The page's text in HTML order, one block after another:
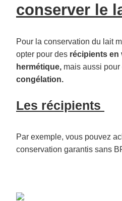
conserver le
Pour la conservation du lait
opter pour des récipients en
hermétique, mais aussi pour
congélation.
Les récipients
Par exemple, vous pouvez
conservation garantis sans